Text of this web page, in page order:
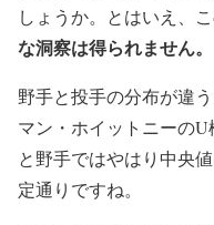
しょうか。とはいえ、
な洞察は得られません。
野手と投手の分布が違
マン・ホイットニーの
と野手ではやはり中央
定通りですね。